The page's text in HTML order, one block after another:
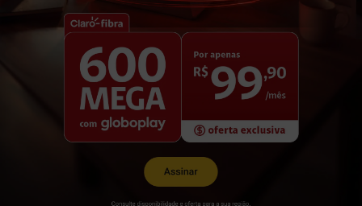
Valor mensal
179,90
Consulte disponibilidade e oferta para a sua